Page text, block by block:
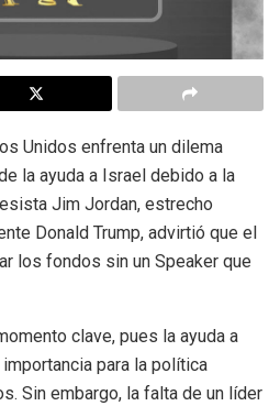
Unidos enfrenta un dilema
la ayuda a Israel debido a la
Jim Jordan, estrecho
Donald Trump, advirtió que el
los fondos sin un Speaker que
clave, pues la ayuda a
para la política
Sin embargo, la falta de un líder